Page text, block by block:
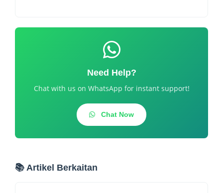
Need Help?
Chat with us on WhatsApp for instant support!
Chat Now
📚 Artikel Berkaitan